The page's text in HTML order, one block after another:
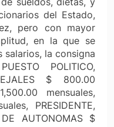
del Estado,
pero con mayor
en la que se
la consigna
POLITICO,
$ 800.00
mensuales,
PRESIDENTE,
DE AUTONOMAS $